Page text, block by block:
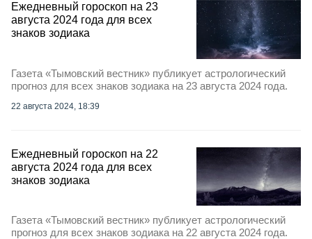
Ежедневный гороскоп на 23
августа 2024 года для всех
знаков зодиака
Газета «Тымовский вестник» публикует астрологический
прогноз для всех знаков зодиака на 23 августа 2024 года.
22 августа 2024, 18:39
Ежедневный гороскоп на 22
августа 2024 года для всех
знаков зодиака
Газета «Тымовский вестник» публикует астрологический
прогноз для всех знаков зодиака на 22 августа 2024 года.